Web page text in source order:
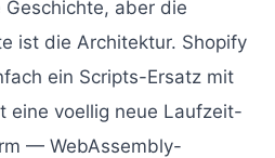
aber die
ist die Architektur. Shopify
ein Scripts-Ersatz mit
eine voellig neue Laufzeit-
— WebAssembly-